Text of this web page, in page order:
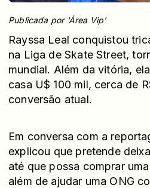
Publicada por 'Área Vip'
Rayssa Leal conquistou
na Liga de Skate Street,
mundial. Além da vitória,
casa U$ 100 mil, cerca de
conversão atual.
Em conversa com a
explicou que pretende
até que possa comprar
além de ajudar uma ONG